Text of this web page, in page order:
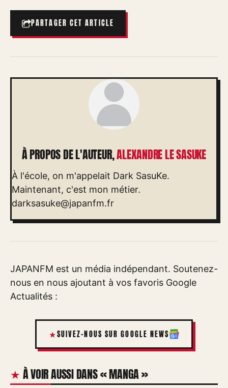
PARTAGER CET ARTICLE
À PROPOS DE L'AUTEUR,ALEXANDRE LE SASUKE
À l'école, on m'appelait Dark SasuKe.
Maintenant, c'est mon métier.
darksasuke@japanfm.fr
JAPANFM est un média indépendant. Soutenez-
nous en nous ajoutant à vos favoris Google
Actualités :
SUIVEZ-NOUS SUR GOOGLE NEWS
À VOIR AUSSI DANS « MANGA »